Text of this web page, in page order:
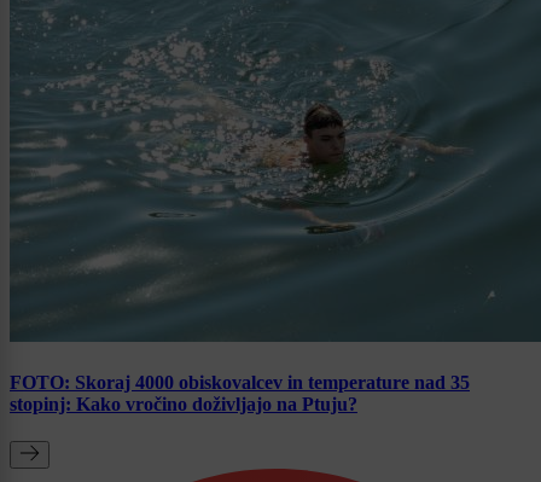
FOTO: Skoraj 4000 obiskovalcev in temperature nad 35
stopinj: Kako vročino doživljajo na Ptuju?